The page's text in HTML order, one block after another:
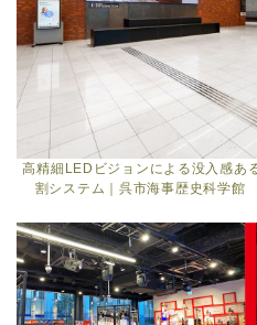
高精細LEDビジョンによる没入感あ
割システム｜呉市海事歴史科学館